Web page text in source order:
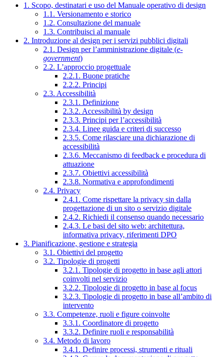
1. Scopo, destinatari e uso del Manuale operativo di design
1.1. Versionamento e storico
1.2. Consultazione del manuale
1.3. Contribuisci al manuale
2. Introduzione al design per i servizi pubblici digitali
2.1. Design per l’amministrazione digitale (e-
government)
2.2. L’approccio progettuale
2.2.1. Buone pratiche
2.2.2. Principi
2.3. Accessibilità
2.3.1. Definizione
2.3.2. Accessibilità by design
2.3.3. Principi per l’accessibilità
2.3.4. Linee guida e criteri di successo
2.3.5. Come rilasciare una dichiarazione di
accessibilità
2.3.6. Meccanismo di feedback e procedura di
attuazione
2.3.7. Obiettivi accessibilità
2.3.8. Normativa e approfondimenti
2.4. Privacy
2.4.1. Come rispettare la privacy sin dalla
progettazione di un sito o servizio digitale
2.4.2. Richiedi il consenso quando necessario
2.4.3. Le basi del sito web: architettura,
informativa privacy, riferimenti DPO
3. Pianificazione, gestione e strategia
3.1. Obiettivi del progetto
3.2. Tipologie di progetti
3.2.1. Tipologie di progetto in base agli attori
coinvolti nel servizio
3.2.2. Tipologie di progetto in base al focus
3.2.3. Tipologie di progetto in base all’ambito di
intervento
3.3. Competenze, ruoli e figure coinvolte
3.3.1. Coordinatore di progetto
3.3.2. Definire ruoli e responsabilità
3.4. Metodo di lavoro
3.4.1. Definire processi, strumenti e rituali